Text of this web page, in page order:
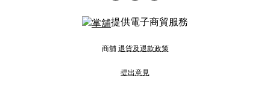
提供電子商貿服務
商舖 退貨及退款政策
提出意見